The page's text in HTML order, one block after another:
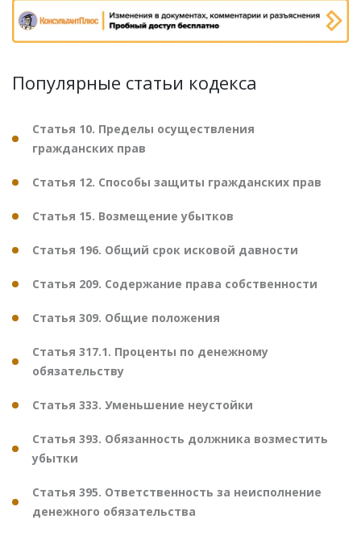
Популярные статьи кодекса
Статья 10. Пределы осуществления
гражданских прав
Статья 12. Способы защиты гражданских прав
Статья 15. Возмещение убытков
Статья 196. Общий срок исковой давности
Статья 209. Содержание права собственности
Статья 309. Общие положения
Статья 317.1. Проценты по денежному
обязательству
Статья 333. Уменьшение неустойки
Статья 393. Обязанность должника возместить
убытки
Статья 395. Ответственность за неисполнение
денежного обязательства